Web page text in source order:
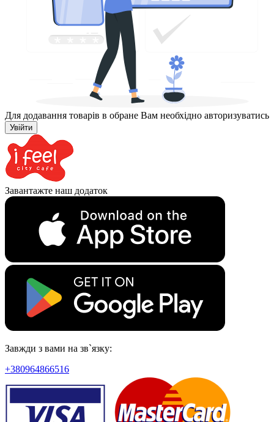
Для додавання товарів в обране Вам необхідно авторизуватись
Увійти
Завантажте наш додаток
Завжди з вами на зв`язку:
+380964866516